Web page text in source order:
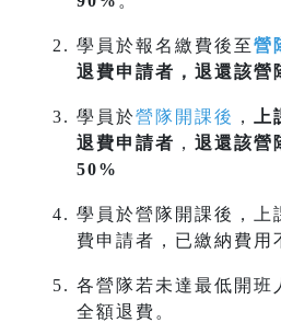
學員於報名繳費後至營
退費申請者，退還該營
學員於營隊開課後 ，
退費申請者 ， 退還該營
50%
學員於營隊開課後，上
費申請者，已繳納費用
各營隊若未達最低開班
全額退費。